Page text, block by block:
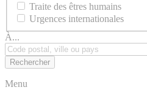
Traite des êtres humains
Urgences internationales
À...
Menu